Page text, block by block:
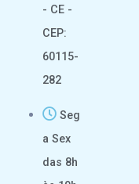
- CE -
CEP:
60115-
282
Seg
a Sex
das 8h